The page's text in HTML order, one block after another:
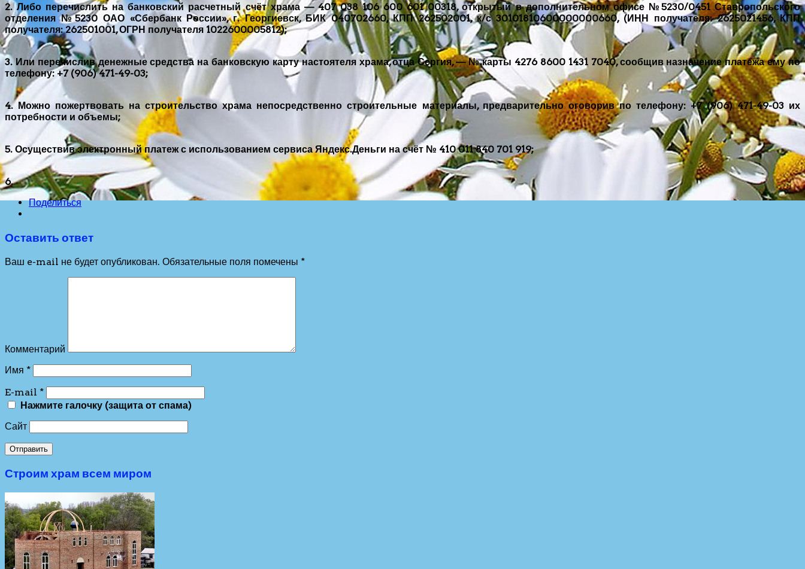
2. Либо перечислить на банковский расчетный счёт храма — 407 038 106 600 601 00318, открытый в дополнительном офисе №5230/0451 Ставропольского
отделения №5230 ОАО «Сбербанк России», г. Георгиевск, БИК 040702660, КПП 262502001, к/с 30101810600000000660, (ИНН получателя: 2625021456, КПП
получателя: 262501001, ОГРН получателя 1022600005812);
3. Или перечислив денежные средства на банковскую карту настоятеля храма, отца Сергия, — № карты 4276 8600 1431 7040, сообщив назначение платежа ему по
телефону: +7 (906) 471-49-03;
4. Можно пожертвовать на строительство храма непосредственно строительные материалы, предварительно оговорив по телефону: +7 (906) 471-49-03 их
потребности и объемы;
5. Осуществив электронный платеж с использованием сервиса Яндекс.Деньги на счёт № 410 011 840 701 919;
6.
Поделиться
Оставить ответ
Ваш e-mail не будет опубликован. Обязательные поля помечены *
Комментарий
Имя *
E-mail *
Нажмите галочку (защита от спама)
Сайт
Строим храм всем миром